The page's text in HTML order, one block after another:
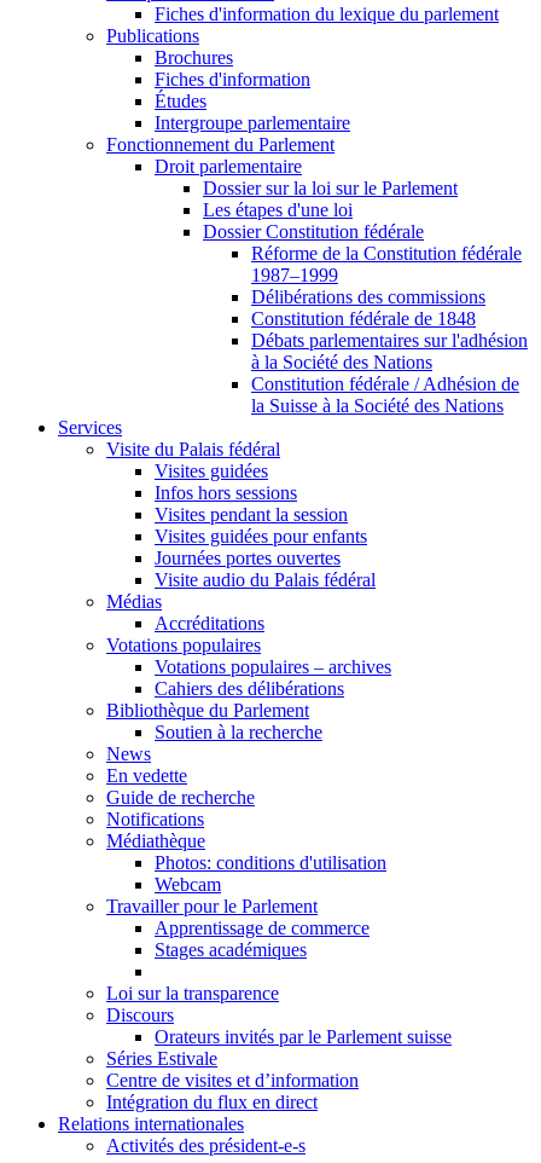
Fiches d'information du lexique du parlement
Publications
Brochures
Fiches d'information
Études
Intergroupe parlementaire
Fonctionnement du Parlement
Droit parlementaire
Dossier sur la loi sur le Parlement
Les étapes d'une loi
Dossier Constitution fédérale
Réforme de la Constitution fédérale
1987–1999
Délibérations des commissions
Constitution fédérale de 1848
Débats parlementaires sur l'adhésion
à la Société des Nations
Constitution fédérale / Adhésion de
la Suisse à la Société des Nations
Services
Visite du Palais fédéral
Visites guidées
Infos hors sessions
Visites pendant la session
Visites guidées pour enfants
Journées portes ouvertes
Visite audio du Palais fédéral
Médias
Accréditations
Votations populaires
Votations populaires – archives
Cahiers des délibérations
Bibliothèque du Parlement
Soutien à la recherche
News
En vedette
Guide de recherche
Notifications
Médiathèque
Photos: conditions d'utilisation
Webcam
Travailler pour le Parlement
Apprentissage de commerce
Stages académiques
Loi sur la transparence
Discours
Orateurs invités par le Parlement suisse
Séries Estivale
Centre de visites et d’information
Intégration du flux en direct
Relations internationales
Activités des président-e-s